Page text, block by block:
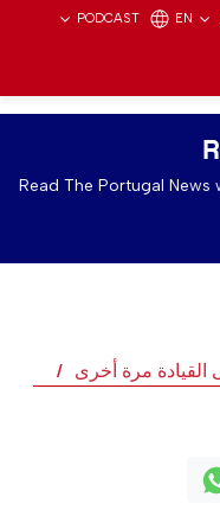
PODCAST EN
Read The Portugal
مرة أخرى